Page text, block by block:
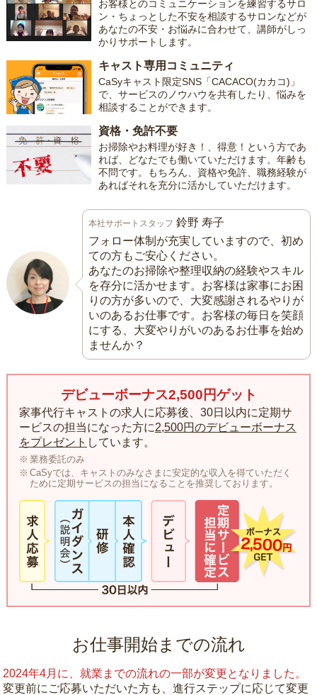
お客様とのコミュニケーションを練習するサロ
ン・ちょっとした不安を相談するサロンなどが
あなたの不安・お悩みに合わせて、講師がしっ
かりサポートします。
キャスト専用コミュニティ
CaSyキャスト限定SNS「CACACO(カカコ)」
で、サービスのノウハウを共有したり、悩みを
相談することができます。
資格・免許不要
お掃除やお料理が好き！、得意！という方であ
れば、どなたでも働いていただけます。年齢も
不問です。もちろん、資格や免許、職務経験が
あればそれを充分に活かしていただけます。
本社サポートスタッフ 鈴野 寿子
フォロー体制が充実していますので、初め
ての方もご安心ください。
あなたのお掃除や整理収納の経験やスキル
を存分に活かせます。お客様は家事にお困
りの方が多いので、大変感謝されるやりが
いのあるお仕事です。お客様の毎日を笑顔
にする、大変やりがいのあるお仕事を始め
ませんか？
デビューボーナス2,500円ゲット
家事代行キャストの求人に応募後、30日以内に定期サ
ービスの担当になった方に2,500円のデビューボーナス
をプレゼント しています。
業務委託のみ
CaSyでは、キャストのみなさまに安定的な収入を得ていただく
ために定期サービスの担当になることを推奨しております。
お仕事開始までの流れ
2024年4月に、就業までの流れの一部が変更となりました。
変更前にご応募いただいた方も、進行ステップに応じて変更